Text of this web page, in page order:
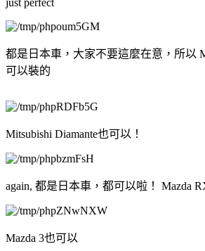
都是日本車，大家不要這麼在意，所以
可以裝的
Mitsubishi Diamante也可以！
again, 都是日本車，都可以啦！ Mazda
Mazda 3也可以